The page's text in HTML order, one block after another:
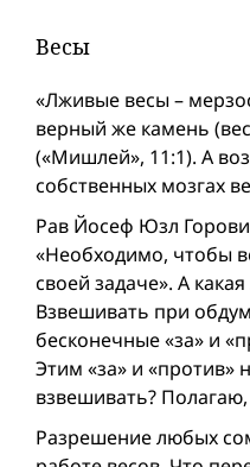
Весы
«Лживые весы –
верный же камень
(«Мишлей», 11:1). А
собственных мозгах
Рав Йосеф Юзл
«Необходимо, чтобы
своей задаче». А
Взвешивать при
бесконечные «за» и
Этим «за» и «против»
взвешивать?
Разрешение любых